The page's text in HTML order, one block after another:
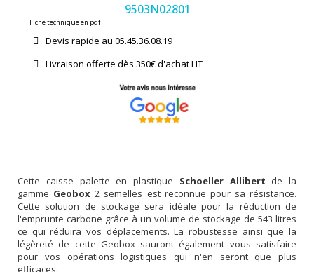
9503N02801
Fiche technique en pdf
Devis rapide au 05.45.36.08.19​
Livraison offerte dès 350€ d'achat​ HT
Cette caisse palette en plastique Schoeller Allibert de la
gamme Geobox 2 semelles est reconnue pour sa résistance.
Cette solution de stockage sera idéale pour la réduction de
l'emprunte carbone grâce à un volume de stockage de 543 litres
ce qui réduira vos déplacements. La robustesse ainsi que la
légèreté de cette Geobox sauront également vous satisfaire
pour vos opérations logistiques qui n'en seront que plus
efficaces.